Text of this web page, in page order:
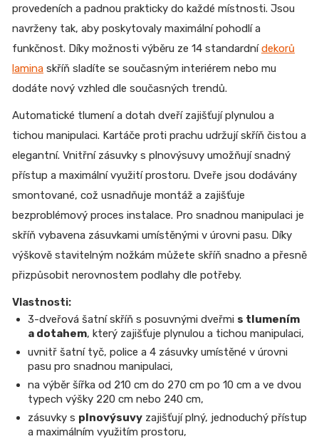
provedeních a padnou prakticky do každé místnosti. Jsou
navrženy tak, aby poskytovaly maximální pohodlí a
funkčnost. Díky možnosti výběru ze 14 standardnídekorů
lamina skříň sladíte se současným interiérem nebo mu
dodáte nový vzhled dle současných trendů.
Automatické tlumení a dotah dveří zajišťují plynulou a
tichou manipulaci. Kartáče proti prachu udržují skříň čistou a
elegantní. Vnitřní zásuvky s plnovýsuvy umožňují snadný
přístup a maximální využití prostoru. Dveře jsou dodávány
smontované, což usnadňuje montáž a zajišťuje
bezproblémový proces instalace. Pro snadnou manipulaci je
skříň vybavena zásuvkami umístěnými v úrovni pasu. Díky
výškově stavitelným nožkám můžete skříň snadno a přesně
přizpůsobit nerovnostem podlahy dle potřeby.
Vlastnosti:
3-dveřová šatní skříň s posuvnými dveřmi s tlumením
a dotahem, který zajišťuje plynulou a tichou manipulaci,
uvnitř šatní tyč, police a 4 zásuvky umístěné v úrovni
pasu pro snadnou manipulaci,
na výběr šířka od 210 cm do 270 cm po 10 cm a ve dvou
typech výšky 220 cm nebo 240 cm,
zásuvky s plnovýsuvy zajišťují plný, jednoduchý přístup
a maximálním využitím prostoru,